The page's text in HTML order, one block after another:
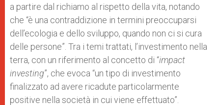
a partire dal richiamo al rispetto della vita, notando
che “è una contraddizione in termini preoccuparsi
dell’ecologia e dello sviluppo, quando non ci si cura
delle persone”. Tra i temi trattati, l’investimento nella
terra, con un riferimento al concetto di “impact
investing”, che evoca “un tipo di investimento
finalizzato ad avere ricadute particolarmente
positive nella società in cui viene effettuato”.